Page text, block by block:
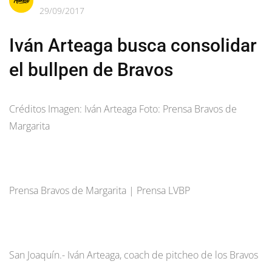
29/09/2017
Iván Arteaga busca consolidar
el bullpen de Bravos
Créditos Imagen: Iván Arteaga Foto: Prensa Bravos de
Margarita
Prensa Bravos de Margarita | Prensa LVBP
San Joaquín.- Iván Arteaga, coach de pitcheo de los Bravos